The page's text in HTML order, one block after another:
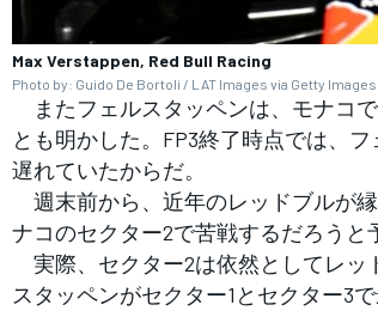
Max Verstappen, Red Bull Racing
Photo by: Guido De Bortoli / LAT Images via Getty Images
またフェルスタッペンは、モナコ
とも明かした。FP3終了時点では、
遅れていたからだ。
週末前から、近年のレッドブルが
ナコのセクター2で苦戦するだろうと
実際、セクター2は依然としてレッ
スタッペンがセクター1とセクター3